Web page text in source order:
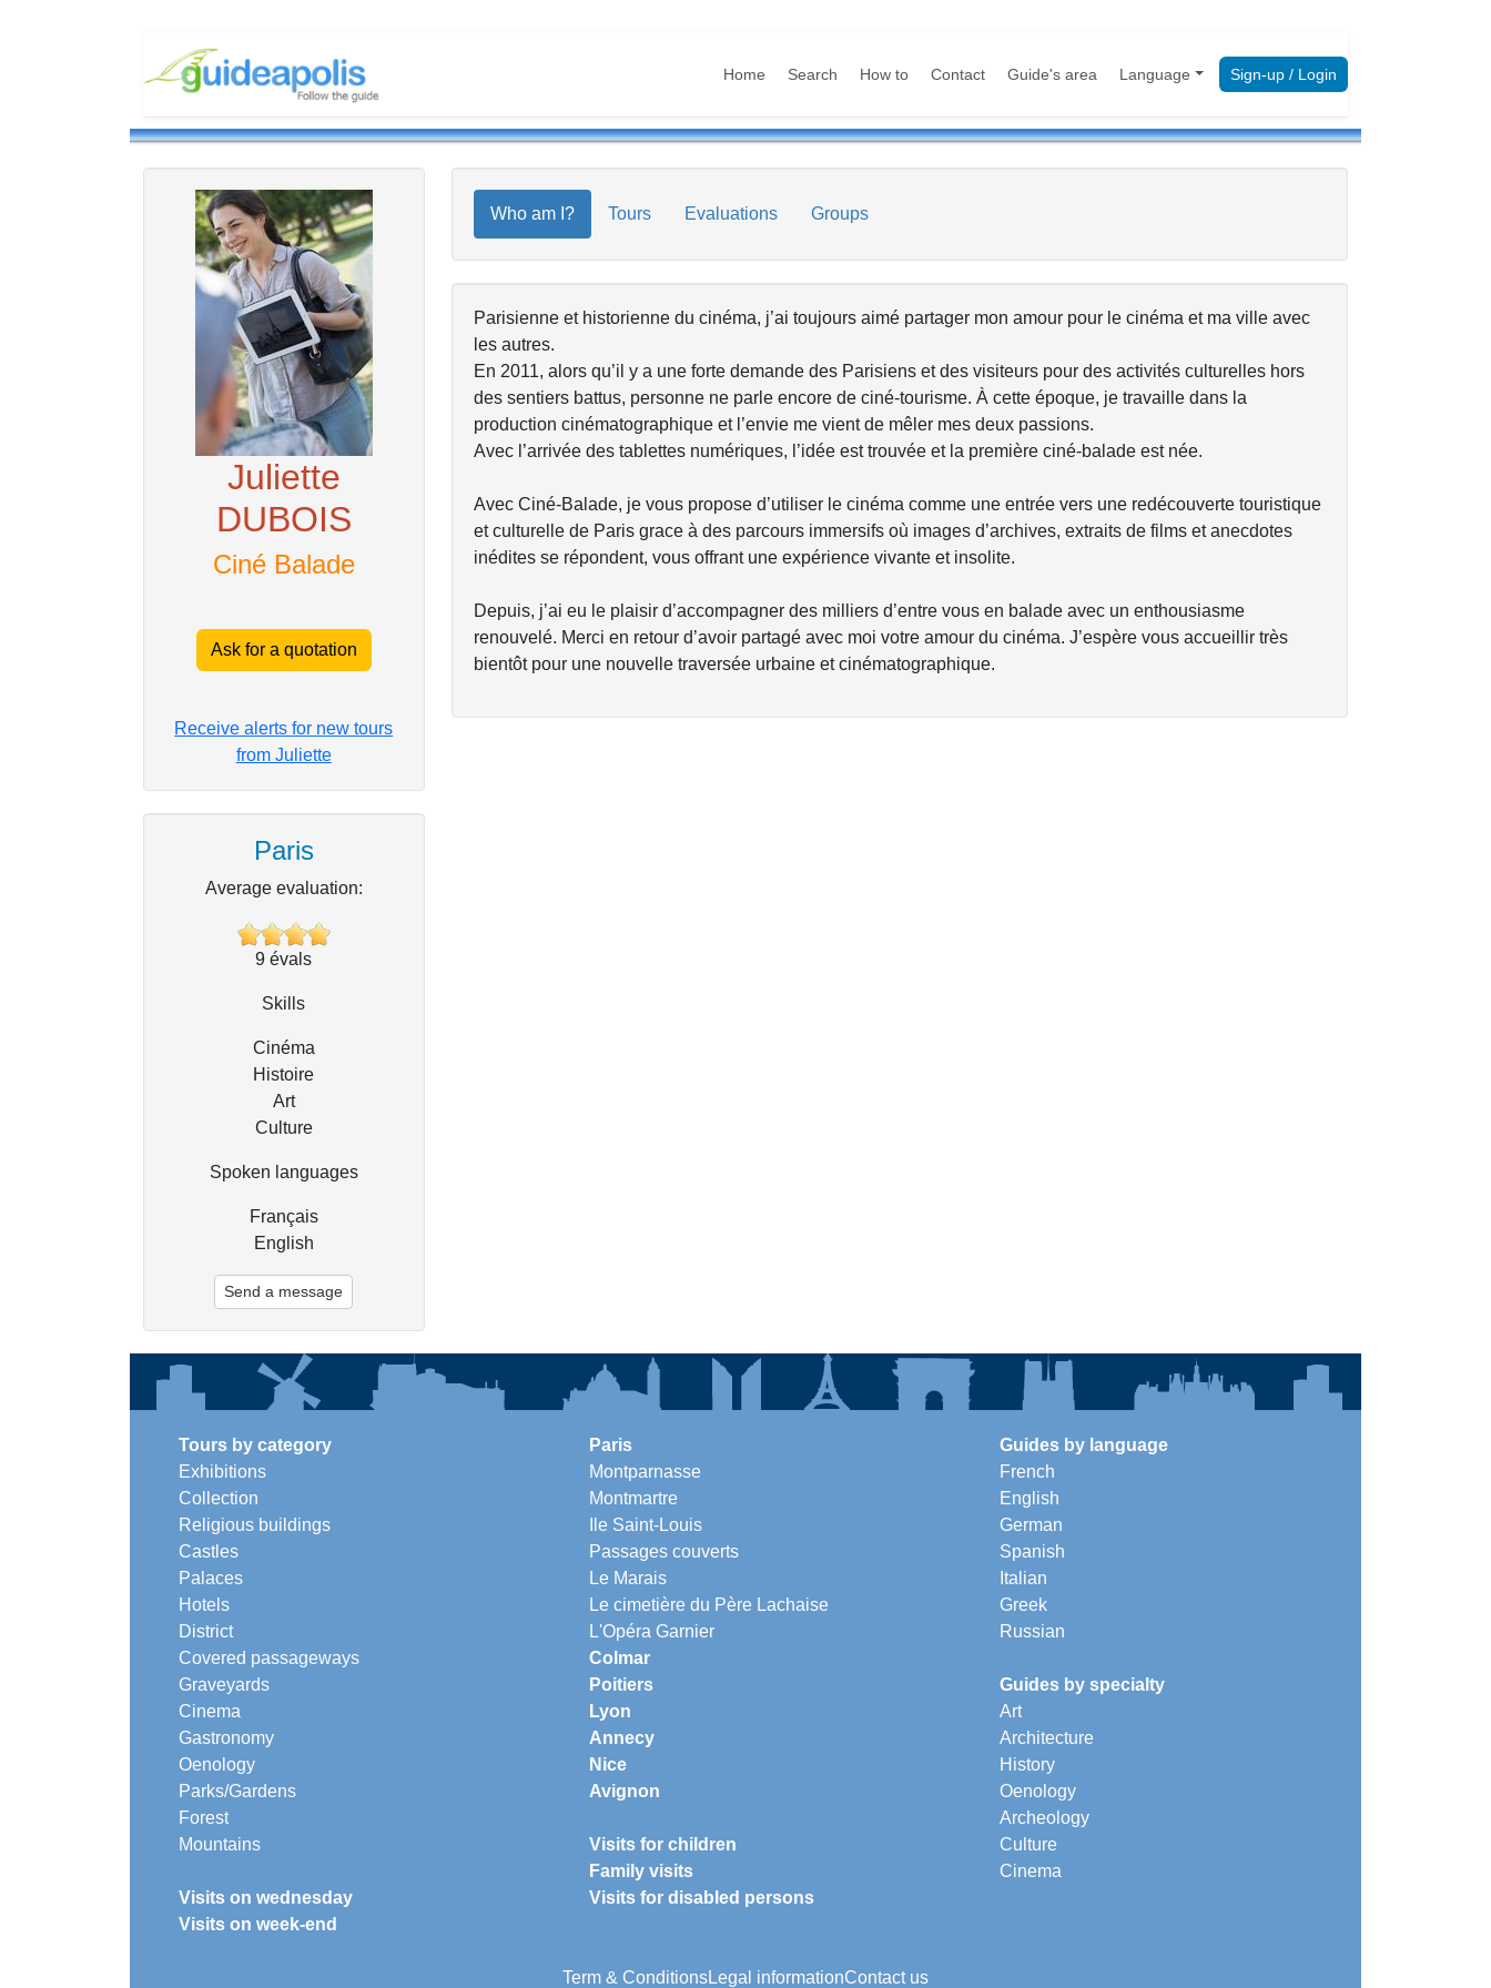
Home Search How to Contact Guide's area Language Sign-up / Login
Juliette
DUBOIS
Ciné Balade
Ask for a quotation
Receive alerts for new tours
from Juliette
Paris
Average evaluation:
9 évals
Skills
Cinéma
Histoire
Art
Culture
Spoken languages
Français
English
Send a message
Who am I? Tours Evaluations Groups
Parisienne et historienne du cinéma, j’ai toujours aimé partager mon amour pour le cinéma et ma ville avec
les autres.
En 2011, alors qu’il y a une forte demande des Parisiens et des visiteurs pour des activités culturelles hors
des sentiers battus, personne ne parle encore de ciné-tourisme. À cette époque, je travaille dans la
production cinématographique et l’envie me vient de mêler mes deux passions.
Avec l’arrivée des tablettes numériques, l’idée est trouvée et la première ciné-balade est née.
Avec Ciné-Balade, je vous propose d’utiliser le cinéma comme une entrée vers une redécouverte touristique
et culturelle de Paris grace à des parcours immersifs où images d’archives, extraits de films et anecdotes
inédites se répondent, vous offrant une expérience vivante et insolite.
Depuis, j’ai eu le plaisir d’accompagner des milliers d’entre vous en balade avec un enthousiasme
renouvelé. Merci en retour d’avoir partagé avec moi votre amour du cinéma. J’espère vous accueillir très
bientôt pour une nouvelle traversée urbaine et cinématographique.
Tours by category
Exhibitions
Collection
Religious buildings
Castles
Palaces
Hotels
District
Covered passageways
Graveyards
Cinema
Gastronomy
Oenology
Parks/Gardens
Forest
Mountains
Visits on wednesday
Visits on week-end
Paris
Montparnasse
Montmartre
Ile Saint-Louis
Passages couverts
Le Marais
Le cimetière du Père Lachaise
L'Opéra Garnier
Colmar
Poitiers
Lyon
Annecy
Nice
Avignon
Visits for children
Family visits
Visits for disabled persons
Guides by language
French
English
German
Spanish
Italian
Greek
Russian
Guides by specialty
Art
Architecture
History
Oenology
Archeology
Culture
Cinema
Term & ConditionsLegal informationContact us